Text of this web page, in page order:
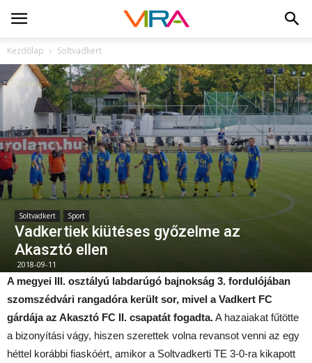
Kezdőlap Soltvadkert
Soltvadkert Sport
Vadkertiek kiütéses győzelme az
Akasztó ellen
2018-09-11
A megyei III. osztályú labdarúgó bajnokság 3. fordulójában
szomszédvári rangadóra került sor, mivel a Vadkert FC
gárdája az Akasztó FC II. csapatát fogadta.A hazaiakat fűtötte
a bizonyítási vágy, hiszen szerettek volna revansot venni az egy
héttel korábbi fiaskóért, amikor a Soltvadkerti TE 3-0-ra kikapott